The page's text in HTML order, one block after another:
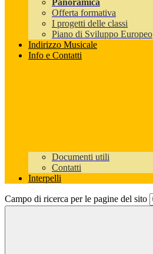
Panoramica
Offerta formativa
I progetti delle classi
Piano di Sviluppo Europeo
Indirizzo Musicale
Info e Contatti
Documenti utili
Contatti
Interpelli
Campo di ricerca per le pagine del sito